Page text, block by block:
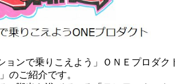
ョンで乗りこえよう」ＯＮＥプロダク
のご紹介です。